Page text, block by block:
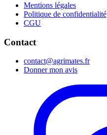
Mentions légales
Politique de confidentialité
CGU
Contact
contact@agrimates.fr
Donner mon avis